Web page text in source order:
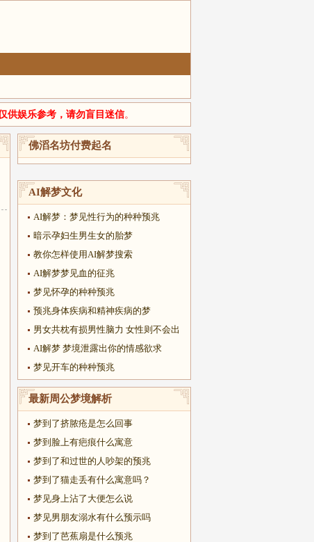
供娱乐参考，请勿盲目迷信。
佛滔名坊付费起名
AI解梦文化
AI解梦：梦见性行为的种种预兆
暗示孕妇生男生女的胎梦
教你怎样使用AI解梦搜索
AI解梦梦见血的征兆
梦见怀孕的种种预兆
预兆身体疾病和精神疾病的梦
男女共枕有损男性脑力 女性则不会出
AI解梦 梦境泄露出你的情感欲求
梦见开车的种种预兆
最新周公梦境解析
梦到了挤脓疮是怎么回事
梦到脸上有疤痕什么寓意
梦到了和过世的人吵架的预兆
梦到了猫走丢有什么寓意吗？
梦见身上沾了大便怎么说
梦见男朋友溺水有什么预示吗
梦到了芭蕉扇是什么预兆